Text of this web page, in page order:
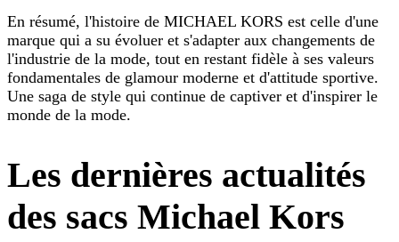
En résumé, l'histoire de MICHAEL KORS est celle d'une
marque qui a su évoluer et s'adapter aux changements de
l'industrie de la mode, tout en restant fidèle à ses valeurs
fondamentales de glamour moderne et d'attitude sportive.
Une saga de style qui continue de captiver et d'inspirer le
monde de la mode.
Les dernières actualités
des sacs Michael Kors